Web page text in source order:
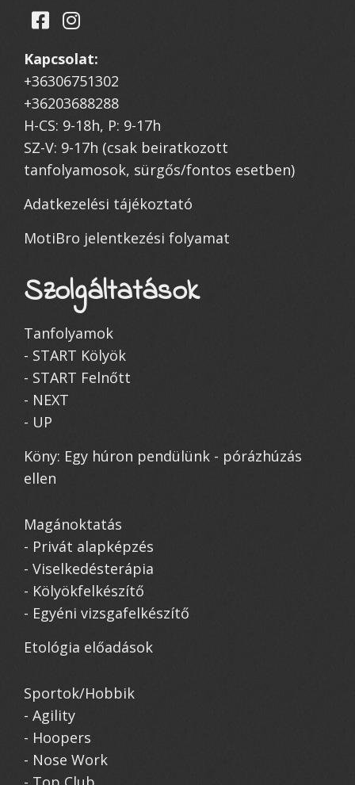
Kapcsolat:
+36306751302
+36203688288
H-CS: 9-18h, P: 9-17h
SZ-V: 9-17h (csak beiratkozott
tanfolyamosok, sürgős/fontos esetben)
Adatkezelési tájékoztató
MotiBro jelentkezési folyamat
Szolgáltatások
Tanfolyamok
- START Kölyök
- START Felnőtt
- NEXT
- UP
Köny: Egy húron pendülünk - pórázhúzás
ellen
Magánoktatás
- Privát alapképzés
- Viselkedésterápia
- Kölyökfelkészítő
- Egyéni vizsgafelkészítő
Etológia előadások
Sportok/Hobbik
- Agility
- Hoopers
- Nose Work